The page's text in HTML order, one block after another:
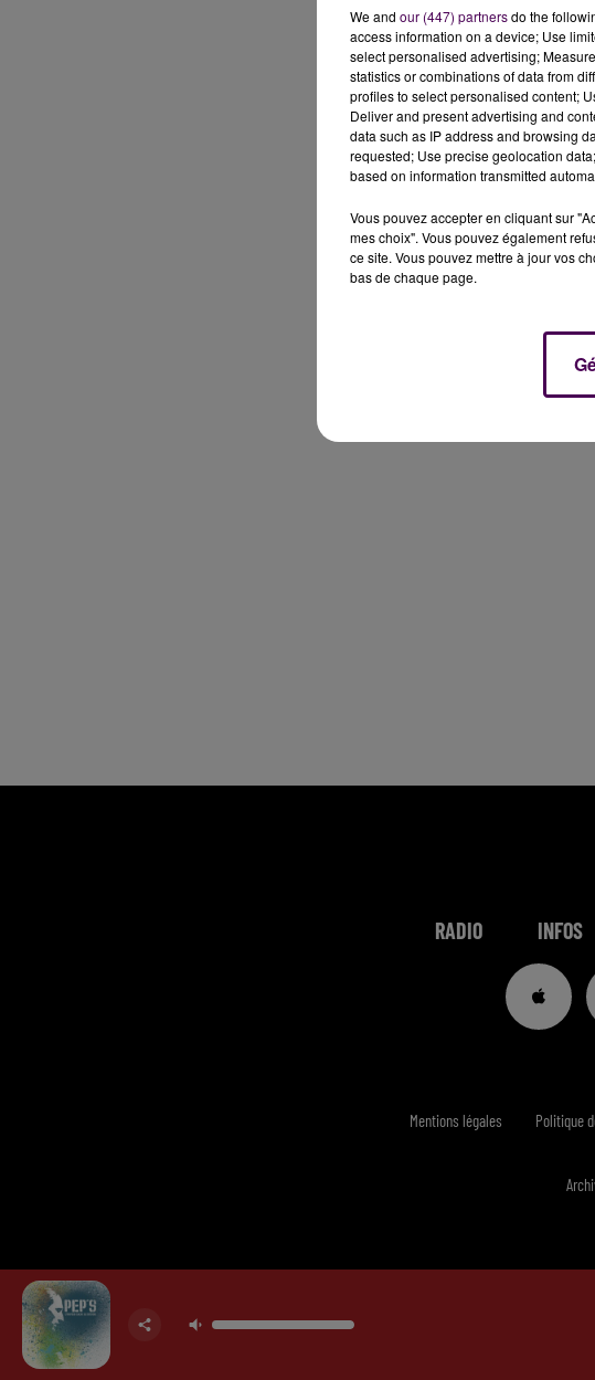
RADIO INFOS
Mentions légales Politique
We and our (447) partnersdo the
access information on a device; Use
select personalised advertising;
statistics or combinations of data from
profiles to select personalised content;
Deliver and present advertising and
data such as IP address and browsing
requested; Use precise geolocation
based on information transmitted
Vous pouvez accepter en cliquant sur
mes choix". Vous pouvez également
ce site. Vous pouvez mettre à jour vos
bas de chaque page.